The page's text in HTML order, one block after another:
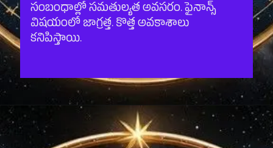
సంబంధాల్లో సమతుల్యత అవసరం. ఫైనాన్స్
విషయంలో జాగ్రత్త. కొత్త అవకాశాలు
కనిపిస్తాయి.